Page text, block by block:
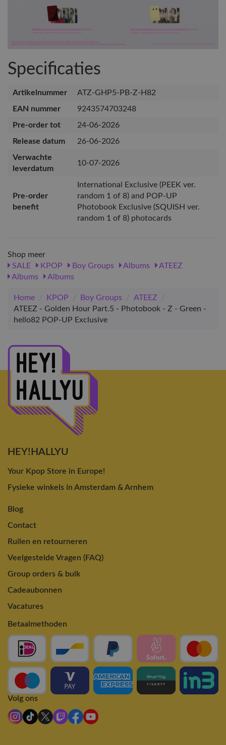
Specificaties
Artikelnummer
ATZ-GHP5-PB-Z-H82
EAN nummer
9243574703248
Pre-order tot
24-06-2026
Release datum
26-06-2026
Verwachte
leverdatum
10-07-2026
Pre-order
benefit
International Exclusive (PEEK ver.
random 1 of 8) and POP-UP
Photobook Exclusive (SQUISH ver.
random 1 of 8) photocards
Shop meer
SALE
KPOP Boy Groups Albums
ATEEZ
Albums
Albums
Home / KPOP / Boy Groups / ATEEZ
/
ATEEZ - Golden Hour Part.5 - Photobook - Z - Green -
hello82 POP-UP Exclusive
HEY!HALLYU
Your Kpop Store in Europe!
Fysieke winkels in Amsterdam & Arnhem
Blog
Contact
Ruilen en retourneren
Veelgestelde Vragen (FAQ)
Group orders & bulk
Cadeaubonnen
Vacatures
Betaalmethoden
Volg ons